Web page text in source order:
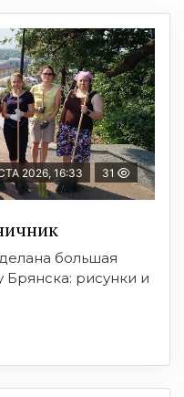
2026, 16:33 31
большая
Брянска: рисунки и